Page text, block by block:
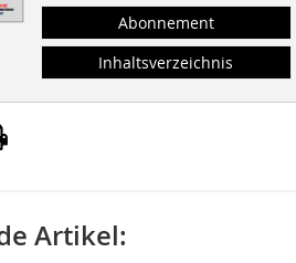
Abonnement
Inhaltsverzeichnis
Artikel: